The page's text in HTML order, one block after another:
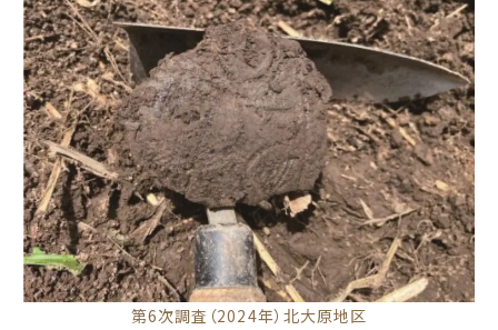
第6次調査（2024年）北大原地区